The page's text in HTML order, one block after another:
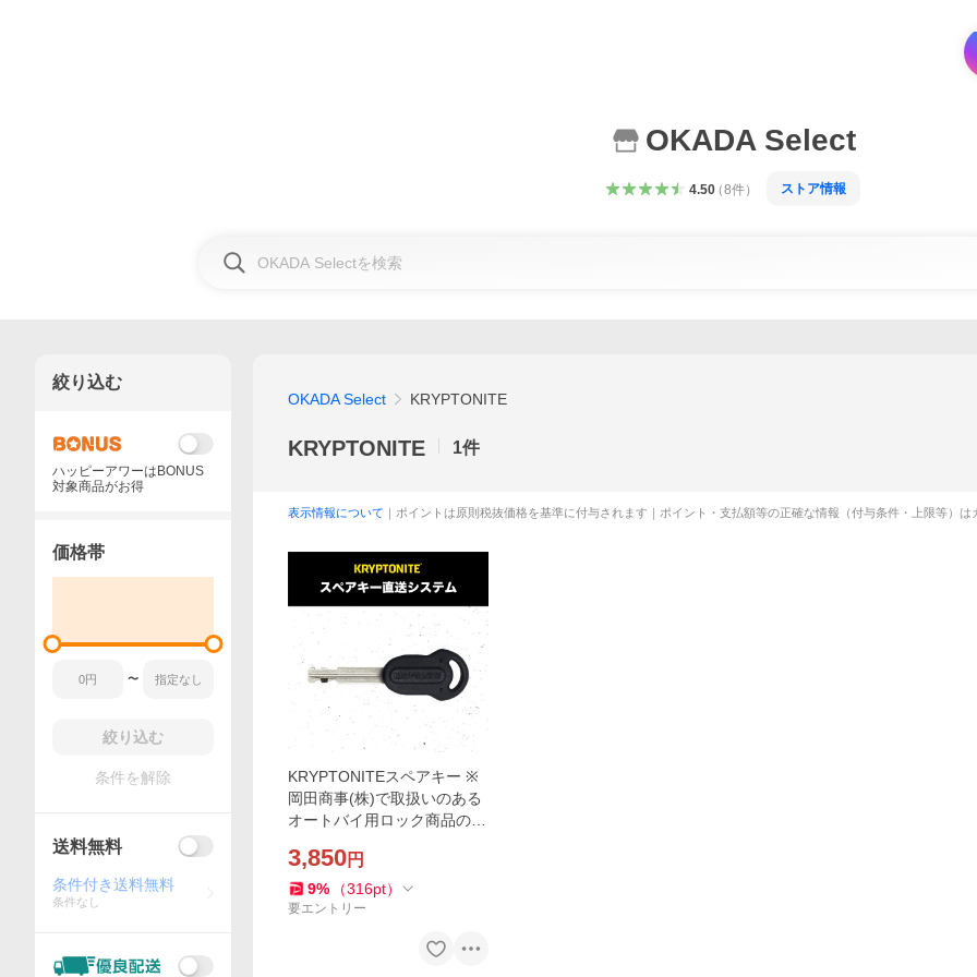
OKADA Select
4.50（8件） ストア情報
OKADA Select KRYPTONITE
KRYPTONITE 1件
表示情報について ｜ポイントは原則税抜価格を基準に付与されます｜ポイント・支払額等の正確な情報（付与条件・上限等）
KRYPTONITEスペアキー ※
岡田商事(株)で取扱いのある
オートバイ用ロック商品のス
で下記の製品説明を必ずご確
認ください。
3,850円
9% （316pt）
要エントリー
絞り込む
ハッピーアワーはBONUS
対象商品がお得
価格帯
〜
絞り込む
条件を解除
送料無料
条件付き送料無料
条件なし